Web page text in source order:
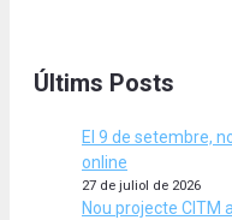
Últims Posts
El 9 de setembre,
online
27 de juliol de 2026
Nou projecte CITM